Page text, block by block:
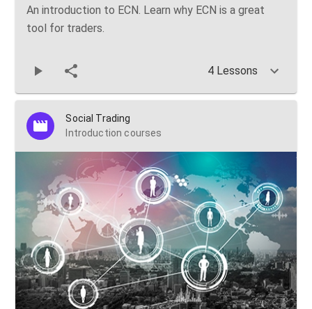
An introduction to ECN. Learn why ECN is a great
tool for traders.
4 Lessons
Social Trading
Introduction courses